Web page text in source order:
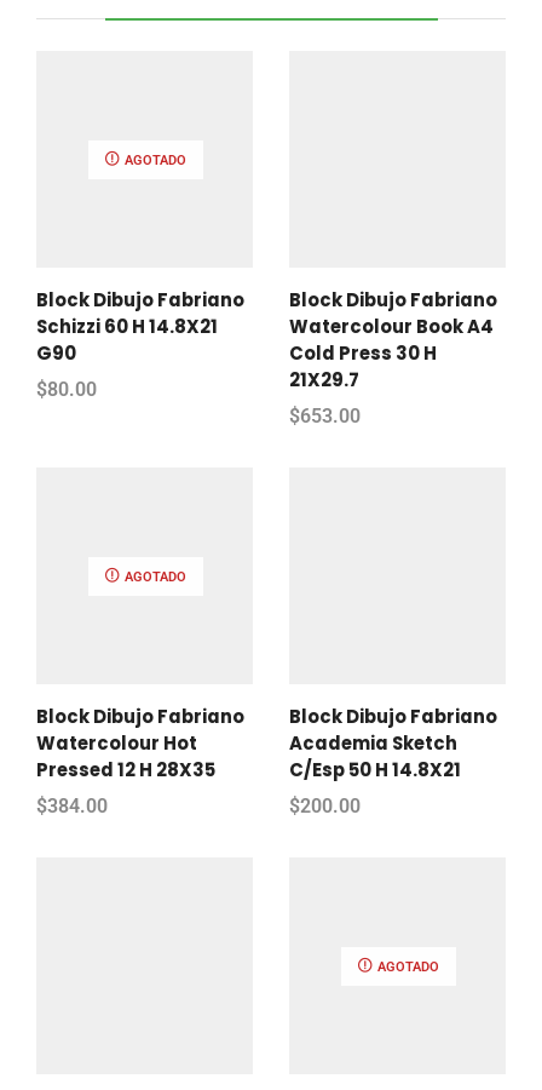
AGOTADO
Block Dibujo Fabriano
Schizzi 60 H 14.8X21
G90
$80.00
Block Dibujo Fabriano
Watercolour Book A4
Cold Press 30 H
21X29.7
$653.00
AGOTADO
Block Dibujo Fabriano
Watercolour Hot
Pressed 12 H 28X35
$384.00
Block Dibujo Fabriano
Academia Sketch
C/Esp 50 H 14.8X21
$200.00
AGOTADO